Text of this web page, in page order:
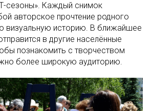
сезоны». Каждый снимок
авторское прочтение родного
визуальную историю. В ближайшее
в другие населённые
познакомить с творчеством
более широкую аудиторию.